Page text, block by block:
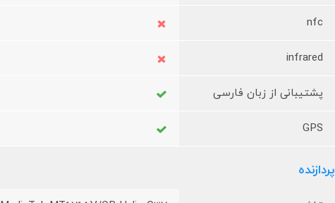
nfc
infrared
پشتیبانی از زبان فارسی
GPS
پردازنده